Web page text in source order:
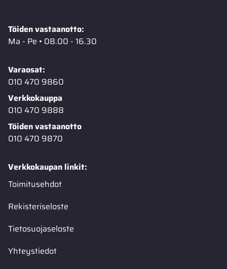
Töiden vastaanotto:
Ma - Pe • 08.00 - 16.30
Varaosat:
010 470 9860
Verkkokauppa
010 470 9888
Töiden vastaanotto
010 470 9870
Verkkokaupan linkit:
Toimitusehdot
Rekisteriseloste
Tietosuojaseloste
Yhteystiedot